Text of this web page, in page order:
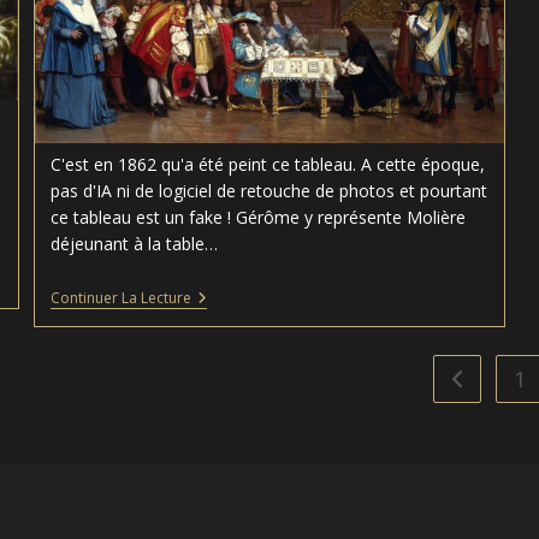
C'est en 1862 qu'a été peint ce tableau. A cette époque,
pas d'IA ni de logiciel de retouche de photos et pourtant
ce tableau est un fake ! Gérôme y représente Molière
déjeunant à la table…
Continuer La LectureLouis
XIV
Go to the
1